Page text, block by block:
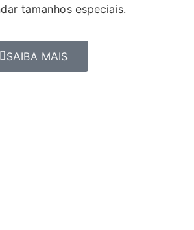
tamanhos especiais.
SAIBA MAIS